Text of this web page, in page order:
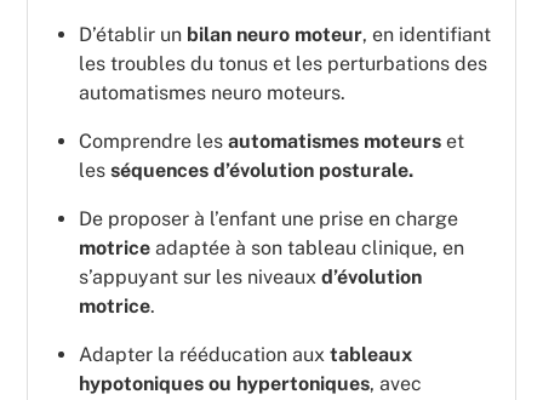
D’établir un bilan neuro moteur, en identifiant
les troubles du tonus et les perturbations des
automatismes neuro moteurs.
Comprendre les automatismes moteurs et
les séquences d’évolution posturale.
De proposer à l’enfant une prise en charge
motrice adaptée à son tableau clinique, en
s’appuyant sur les niveaux d’évolution
motrice.
Adapter la rééducation aux tableaux
hypotoniques ou hypertoniques, avec